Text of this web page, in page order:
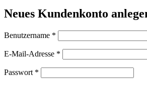
Neues Kundenkonto
Benutzername *
E-Mail-Adresse *
Passwort *